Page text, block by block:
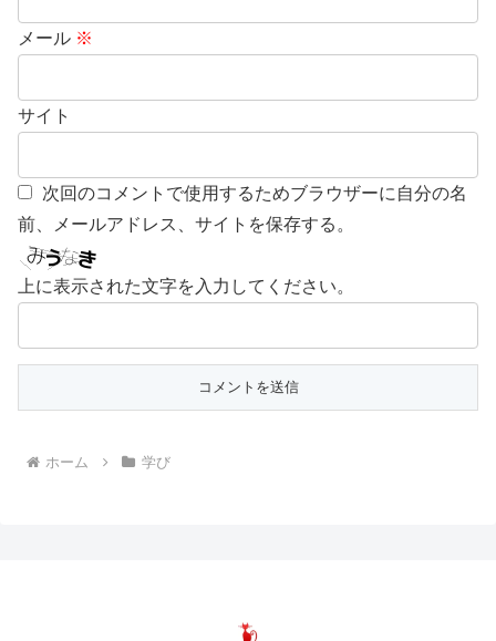
メール ※
サイト
次回のコメントで使用するためブラウザーに自分の名
前、メールアドレス、サイトを保存する。
上に表示された文字を入力してください。
ホーム 学び